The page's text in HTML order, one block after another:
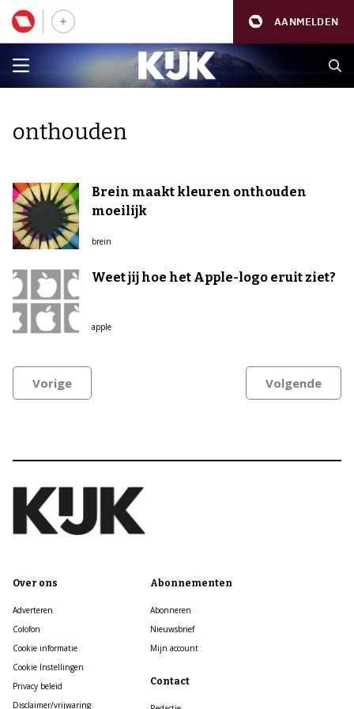
AANMELDEN
onthouden
Brein maakt kleuren onthouden
moeilijk
brein
Weet jij hoe het Apple-logo eruit ziet?
apple
Vorige Volgende
Over ons
Adverteren
Colofon
Cookie informatie
Cookie Instellingen
Privacy beleid
Disclaimer/vrijwaring
Abonnementen
Abonneren
Nieuwsbrief
Mijn account
Contact